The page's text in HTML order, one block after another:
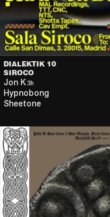
DIALEKTIK 10
SIROCO
Jon K 3h
Hypnobong
Sheetone